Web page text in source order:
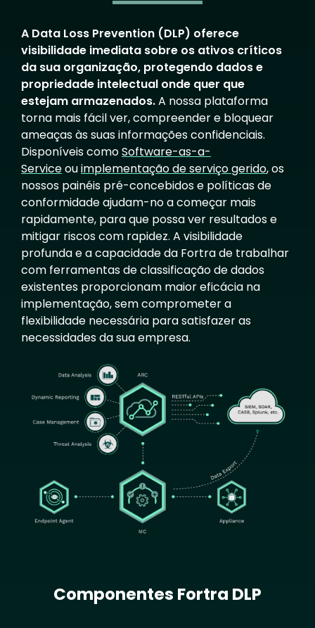
A Data Loss Prevention (DLP) oferece
visibilidade imediata sobre os ativos críticos
da sua organização, protegendo dados e
propriedade intelectual onde quer que
estejam armazenados.A nossa plataforma
torna mais fácil ver, compreender e bloquear
ameaças às suas informações confidenciais.
Disponíveis comoSoftware-as-a-
Serviceouimplementação de serviço gerido, os
nossos painéis pré-concebidos e políticas de
conformidade ajudam-no a começar mais
rapidamente, para que possa ver resultados e
mitigar riscos com rapidez. A visibilidade
profunda e a capacidade da Fortra de trabalhar
com ferramentas de classificação de dados
existentes proporcionam maior eficácia na
implementação, sem comprometer a
flexibilidade necessária para satisfazer as
necessidades da sua empresa.
Componentes Fortra DLP